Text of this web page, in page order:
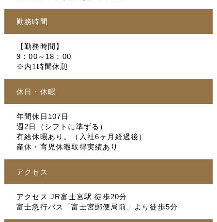
勤務時間
【勤務時間】
9：00～18：00
※内1時間休憩
休日・休暇
年間休日107日
週2日（シフトに準ずる）
有給休暇あり。（入社6ヶ月経過後）
産休・育児休暇取得実績あり
アクセス
アクセス JR富士宮駅 徒歩20分
富士急行バス「富士宮郵便局前」より徒歩5分